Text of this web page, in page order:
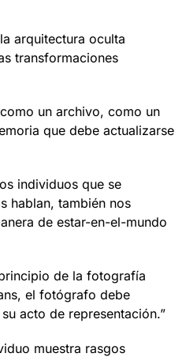
arquitectura oculta
transformaciones
un archivo, como un
que debe actualizarse
individuos que se
hablan, también nos
de estar-en-el-mundo
de la fotografía
el fotógrafo debe
acto de representación.”
muestra rasgos